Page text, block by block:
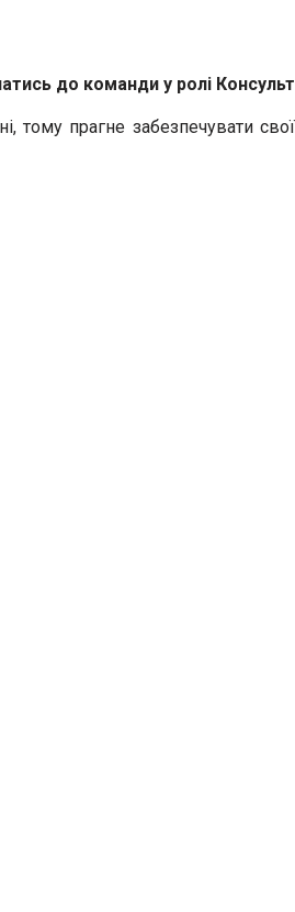
до команди у ролі
тому прагне забезпечувати